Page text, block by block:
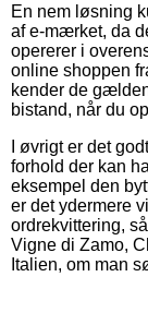
En nem løsning
af e-mærket, da
opererer i
online shoppen
kender de
bistand, når du
I øvrigt er det
forhold der kan
eksempel den
er det ydermere
ordrekvittering,
Vigne di Zamo,
Italien, om man